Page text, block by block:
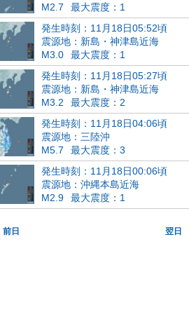
M2.7
最大震度：1
発生時刻：11月18日05:52頃
震源地：新島・神津島近海
M3.0
最大震度：1
発生時刻：11月18日05:27頃
震源地：新島・神津島近海
M3.2
最大震度：2
発生時刻：11月18日04:06頃
震源地：三陸沖
M5.7
最大震度：3
発生時刻：11月18日00:06頃
震源地：沖縄本島近海
M2.9
最大震度：1
前日 翌日